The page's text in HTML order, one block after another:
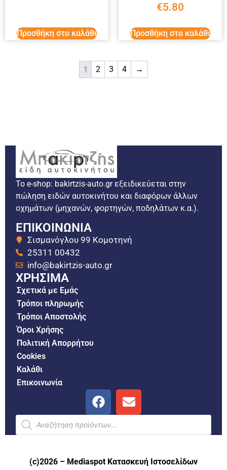
Προσθήκη στο καλάθι
€5.80
Προσθήκη στο καλάθι
1 2 3 4 →
Το e-shop: bakirtzis-auto.gr εξειδικεύεται στην
πώληση ειδών αυτοκινήτου και διαφόρων άλλων
οχημάτων (μηχανών, φορτηγών, ποδηλάτων κ.α.).
ΕΠΙΚΟΙΝΩΝΙΑ
Σισμανόγλου 99 Κομοτηνή
25311 00432
info@bakirtzis-auto.gr
ΧΡΗΣΙΜΑ
Σχετικά με Εμάς
Τρόποι πληρωμής
Τρόποι Αποστολής
Όροι Χρήσης
Πολιτική Απορρήτου
Cookies
Καλάθι
Επικοινωνία
(c)2026 – Mediaspot Κατασκευή Ιστοσελίδων